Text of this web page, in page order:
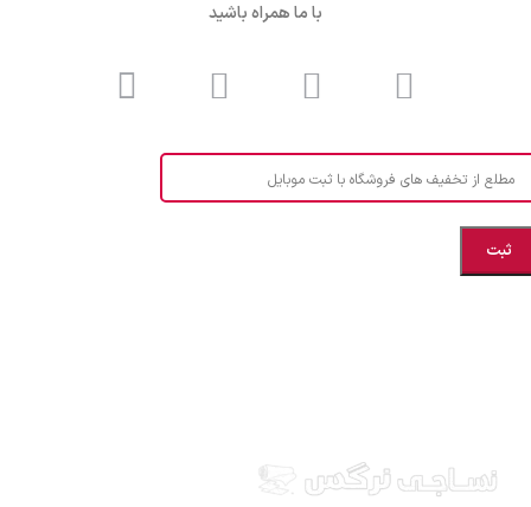
با ما همراه باشید
مطلع از تخفیف های فروشگاه با ثبت موبایل